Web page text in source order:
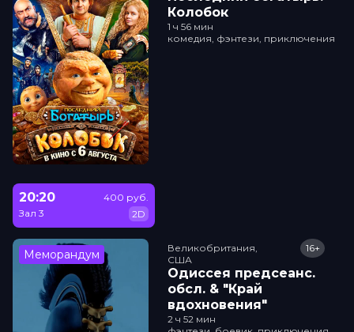
Колобок
1 ч 56 мин
комедия, фэнтези, приключения
20:20
Зал 3
400 руб.
2D
Меморандум
Великобритания,
США
Одиссея прeдсeанc.
обсл. & "Край
вдохновения"
16+
2 ч 52 мин